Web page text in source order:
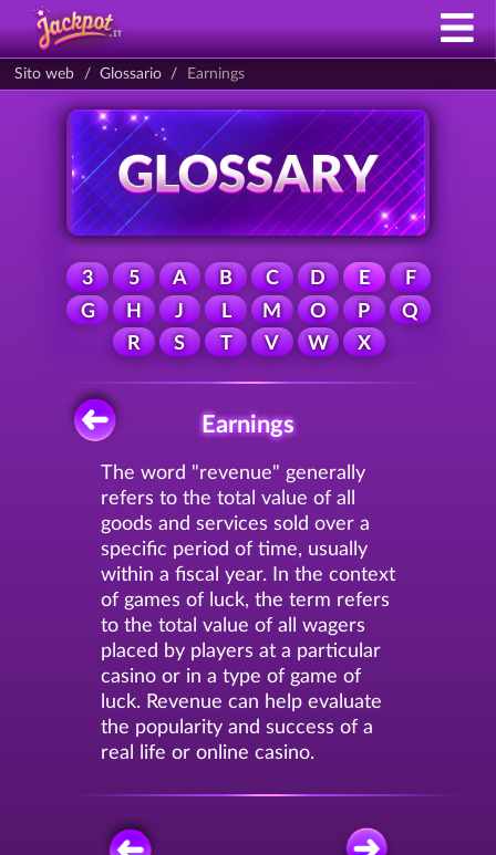
Sito web Glossario Earnings
3 5 A B C D E
F
G
H J L M O P
Q
R
S T V W X
Earnings
The word "revenue" generally
refers to the total value of all
goods and services sold over a
specific period of time, usually
within a fiscal year. In the context
of games of luck, the term refers
to the total value of all wagers
placed by players at a particular
casino or in a type of game of
luck. Revenue can help evaluate
the popularity and success of a
real life or online casino.